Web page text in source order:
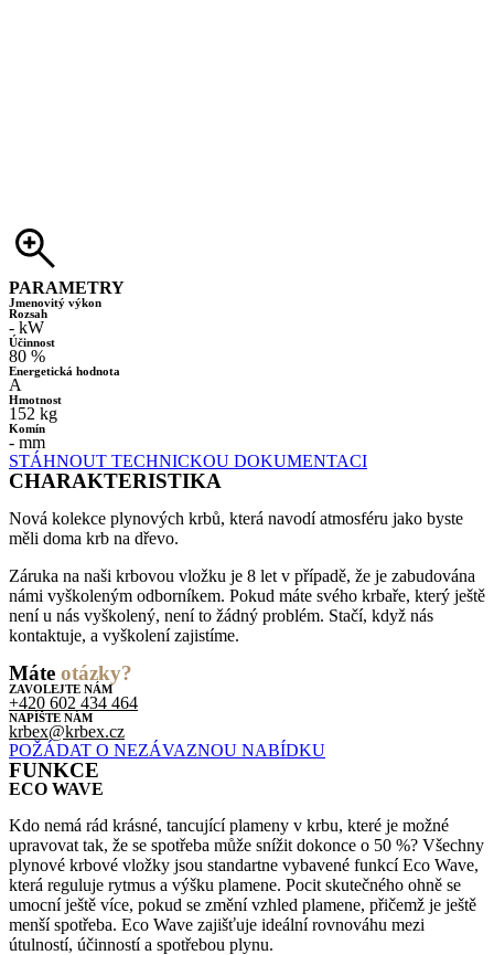
PARAMETRY
Jmenovitý výkon
Rozsah
- kW
Účinnost
80 %
Energetická hodnota
A
Hmotnost
152 kg
Komín
- mm
STÁHNOUT TECHNICKOU DOKUMENTACI
CHARAKTERISTIKA
Nová kolekce plynových krbů, která navodí atmosféru jako byste
měli doma krb na dřevo.
Záruka na naši krbovou vložku je 8 let v případě, že je zabudována
námi vyškoleným odborníkem. Pokud máte svého krbaře, který ještě
není u nás vyškolený, není to žádný problém. Stačí, když nás
kontaktuje, a vyškolení zajistíme.
Máte otázky?
ZAVOLEJTE NÁM
+420 602 434 464
NAPÍŠTE NÁM
krbex@krbex.cz
POŽÁDAT O NEZÁVAZNOU NABÍDKU
FUNKCE
ECO WAVE
Kdo nemá rád krásné, tancující plameny v krbu, které je možné
upravovat tak, že se spotřeba může snížit dokonce o 50 %? Všechny
plynové krbové vložky jsou standartne vybavené funkcí Eco Wave,
která reguluje rytmus a výšku plamene. Pocit skutečného ohně se
umocní ještě více, pokud se změní vzhled plamene, přičemž je ještě
menší spotřeba. Eco Wave zajišťuje ideální rovnováhu mezi
útulností, účinností a spotřebou plynu.